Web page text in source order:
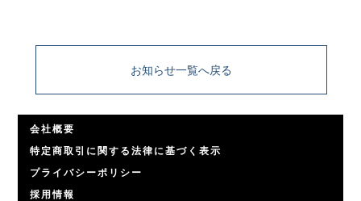
お知らせ一覧へ戻る
会社概要
特定商取引に関する法律に基づく表示
プライバシーポリシー
採用情報